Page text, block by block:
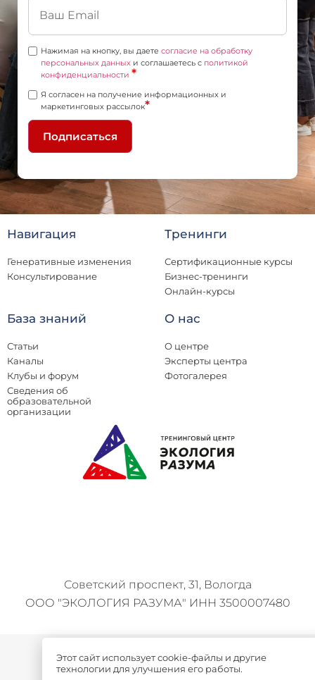
Нажимая на кнопку, вы даете согласие на обработку
персональных данных и соглашаетесь c политикой
конфиденциальности *
Я согласен на получение информационных и
маркетинговых рассылок*
Подписаться
Навигация
Генеративные изменения
Консультирование
Тренинги
Сертификационные курсы
Бизнес-тренинги
Онлайн-курсы
База знаний
Статьи
Каналы
Клубы и форум
Сведения об
образовательной
организации
О нас
О центре
Эксперты центра
Фотогалерея
Советский проспект, 31, Вологда
ООО "ЭКОЛОГИЯ РАЗУМА" ИНН 3500007480
Сведения об образовательной организации
Этот сайт использует cookie-файлы и другие
технологии для улучшения его работы.